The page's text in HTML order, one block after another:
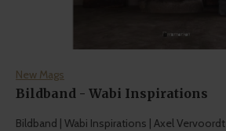
New Mags
Bildband - Wabi Inspirations
Bildband | Wabi Inspirations | Axel Vervoordt